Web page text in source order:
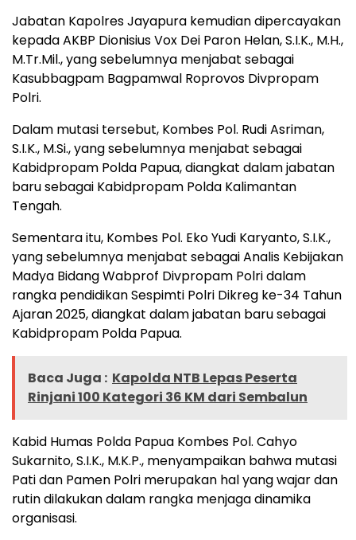
Jabatan Kapolres Jayapura kemudian dipercayakan
kepada AKBP Dionisius Vox Dei Paron Helan, S.I.K., M.H.,
M.Tr.Mil., yang sebelumnya menjabat sebagai
Kasubbagpam Bagpamwal Roprovos Divpropam
Polri.
Dalam mutasi tersebut, Kombes Pol. Rudi Asriman,
S.I.K., M.Si., yang sebelumnya menjabat sebagai
Kabidpropam Polda Papua, diangkat dalam jabatan
baru sebagai Kabidpropam Polda Kalimantan
Tengah.
Sementara itu, Kombes Pol. Eko Yudi Karyanto, S.I.K.,
yang sebelumnya menjabat sebagai Analis Kebijakan
Madya Bidang Wabprof Divpropam Polri dalam
rangka pendidikan Sespimti Polri Dikreg ke-34 Tahun
Ajaran 2025, diangkat dalam jabatan baru sebagai
Kabidpropam Polda Papua.
Baca Juga : Kapolda NTB Lepas Peserta
Rinjani 100 Kategori 36 KM dari Sembalun
Kabid Humas Polda Papua Kombes Pol. Cahyo
Sukarnito, S.I.K., M.K.P., menyampaikan bahwa mutasi
Pati dan Pamen Polri merupakan hal yang wajar dan
rutin dilakukan dalam rangka menjaga dinamika
organisasi.